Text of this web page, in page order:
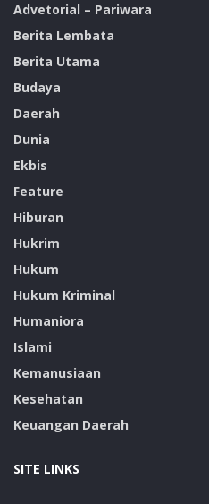
Advetorial – Pariwara
Berita Lembata
Berita Utama
Budaya
Daerah
Dunia
Ekbis
Feature
Hiburan
Hukrim
Hukum
Hukum Kriminal
Humaniora
Islami
Kemanusiaan
Kesehatan
Keuangan Daerah
SITE LINKS